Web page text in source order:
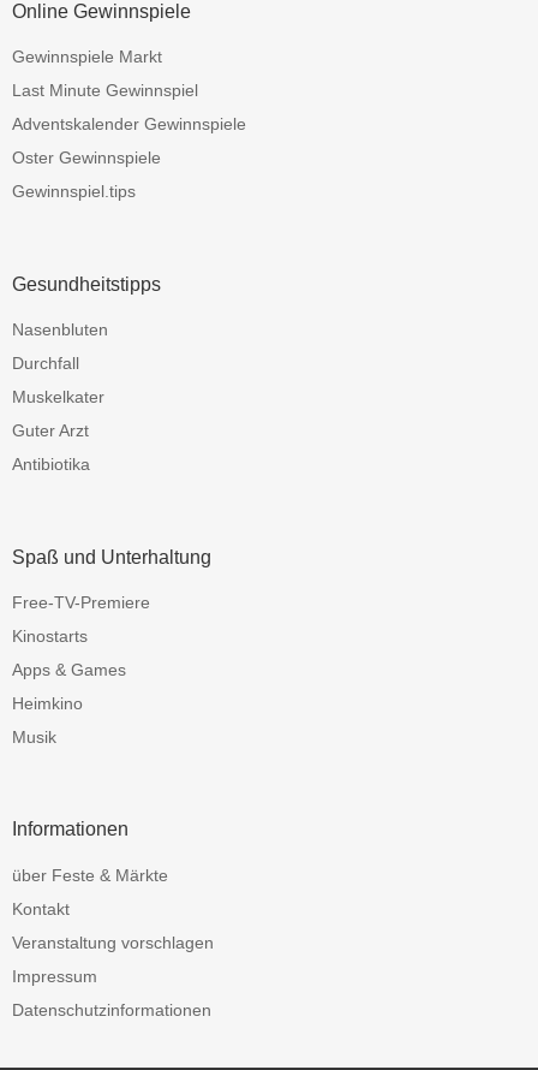
Online Gewinnspiele
Gewinnspiele Markt
Last Minute Gewinnspiel
Adventskalender Gewinnspiele
Oster Gewinnspiele
Gewinnspiel.tips
Gesundheitstipps
Nasenbluten
Durchfall
Muskelkater
Guter Arzt
Antibiotika
Spaß und Unterhaltung
Free-TV-Premiere
Kinostarts
Apps & Games
Heimkino
Musik
Informationen
über Feste & Märkte
Kontakt
Veranstaltung vorschlagen
Impressum
Datenschutzinformationen